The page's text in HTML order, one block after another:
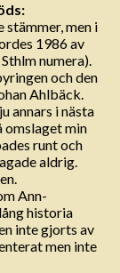
men i
1986 av
numera).
och den
Ahlbäck.
annars i nästa
omslaget min
runt och
aldrig.
Ann-
historia
inte gjorts av
men inte